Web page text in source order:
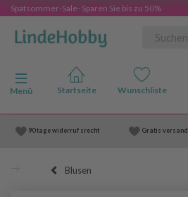
Spätsommer-Sale- Sparen Sie bis zu 50%
Anzeige ändern
Menü
90 tage widerruf srecht Gratis versand
Blusen